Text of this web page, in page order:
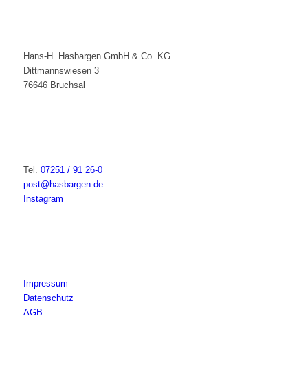
Hans-H. Hasbargen GmbH & Co. KG
Dittmannswiesen 3
76646 Bruchsal
Tel. 07251 / 91 26-0
post@hasbargen.de
Instagram
Impressum
Datenschutz
AGB